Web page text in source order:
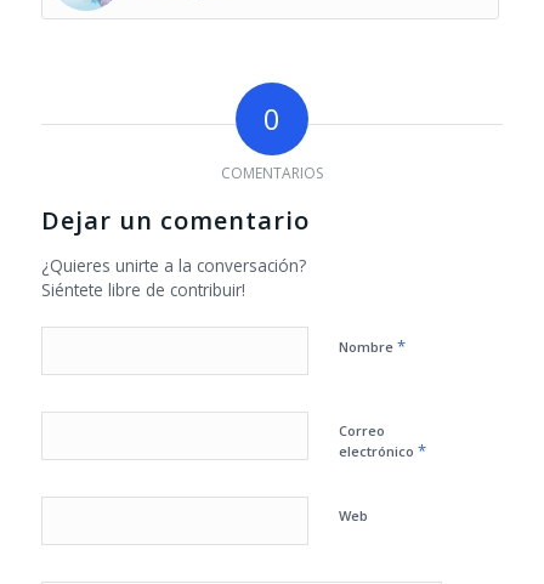
0
COMENTARIOS
Dejar un comentario
¿Quieres unirte a la conversación?
Siéntete libre de contribuir!
Nombre *
Correo
electrónico *
Web